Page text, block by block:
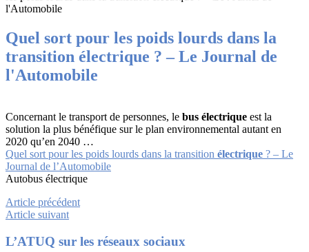
l'Automobile
Quel sort pour les poids lourds dans la
transition électrique ? – Le Journal de
l'Automobile
Concernant le transport de personnes, le bus électrique est la
solution la plus bénéfique sur le plan environnemental autant en
2020 qu’en 2040 …
Quel sort pour les poids lourds dans la transition électrique ? – Le
Journal de l’Automobile
Autobus électrique
Article précédent
Article suivant
Footer
L’ATUQ sur les réseaux sociaux